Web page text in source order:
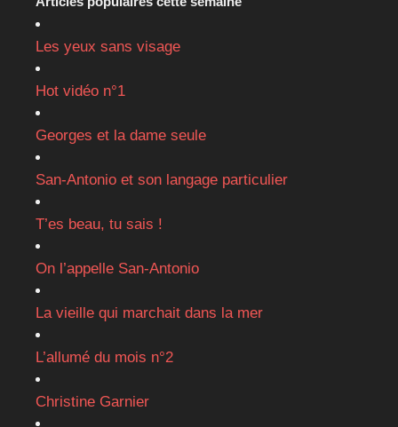
Les yeux sans visage
Hot vidéo n°1
Georges et la dame seule
San-Antonio et son langage particulier
T’es beau, tu sais !
On l’appelle San-Antonio
La vieille qui marchait dans la mer
L’allumé du mois n°2
Christine Garnier